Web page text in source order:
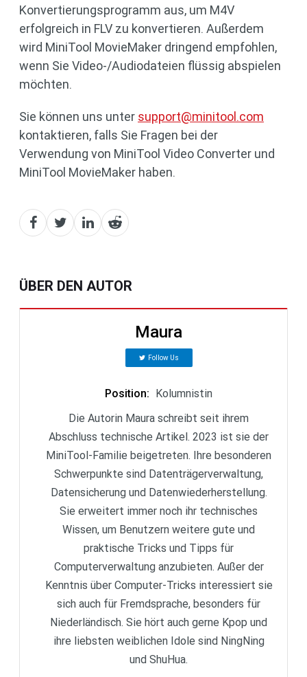
Konvertierungsprogramm aus, um M4V
erfolgreich in FLV zu konvertieren. Außerdem
wird MiniTool MovieMaker dringend empfohlen,
wenn Sie Video-/Audiodateien flüssig abspielen
möchten.
Sie können uns unter support@minitool.com
kontaktieren, falls Sie Fragen bei der
Verwendung von MiniTool Video Converter und
MiniTool MovieMaker haben.
ÜBER DEN AUTOR
Maura
Follow Us
Position:
Kolumnistin
Die Autorin Maura schreibt seit ihrem
Abschluss technische Artikel. 2023 ist sie der
MiniTool-Familie beigetreten. Ihre besonderen
Schwerpunkte sind Datenträgerverwaltung,
Datensicherung und Datenwiederherstellung.
Sie erweitert immer noch ihr technisches
Wissen, um Benutzern weitere gute und
praktische Tricks und Tipps für
Computerverwaltung anzubieten. Außer der
Kenntnis über Computer-Tricks interessiert sie
sich auch für Fremdsprache, besonders für
Niederländisch. Sie hört auch gerne Kpop und
ihre liebsten weiblichen Idole sind NingNing
und ShuHua.